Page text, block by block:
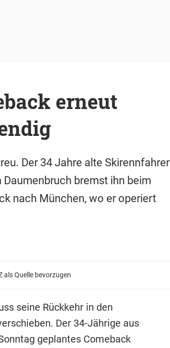
erneut
Der 34 Jahre alte Skirennfahrer
bremst ihn beim
nach München, wo er operiert
als Quelle bevorzugen
seine Rückkehr in den
Der 34-Jährige aus
geplantes Comeback